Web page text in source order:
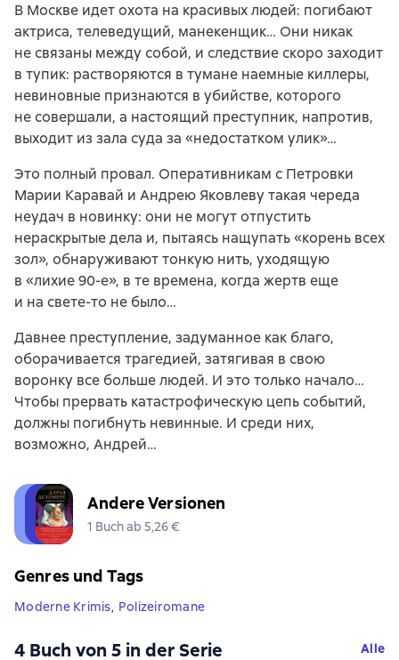
В Москве идет охота на красивых людей: погибают
актриса, телеведущий, манекенщик… Они никак
не связаны между собой, и следствие скоро заходит
в тупик: растворяются в тумане наемные киллеры,
невиновные признаются в убийстве, которого
не совершали, а настоящий преступник, напротив,
выходит из зала суда за «недостатком улик»…
Это полный провал. Оперативникам с Петровки
Марии Каравай и Андрею Яковлеву такая череда
неудач в новинку: они не могут отпустить
нераскрытые дела и, пытаясь нащупать «корень всех
зол», обнаруживают тонкую нить, уходящую
в «лихие 90-е», в те времена, когда жертв еще
и на свете-то не было…
Давнее преступление, задуманное как благо,
оборачивается трагедией, затягивая в свою
воронку все больше людей. И это только начало…
Чтобы прервать катастрофическую цепь событий,
должны погибнуть невинные. И среди них,
возможно, Андрей…
Andere Versionen
1 Buch ab 5,26 €
Genres und Tags
Moderne Krimis, Polizeiromane
4 Buch von 5 in der Serie
Alle